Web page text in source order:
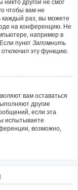
другой не смог
чтобы вам не
каждый раз, вы можете
на конференцию. Не
например в
пункт Запомнить
отключил эту функцию.
вам оставаться
другие
если эта
испытываете
возможно,